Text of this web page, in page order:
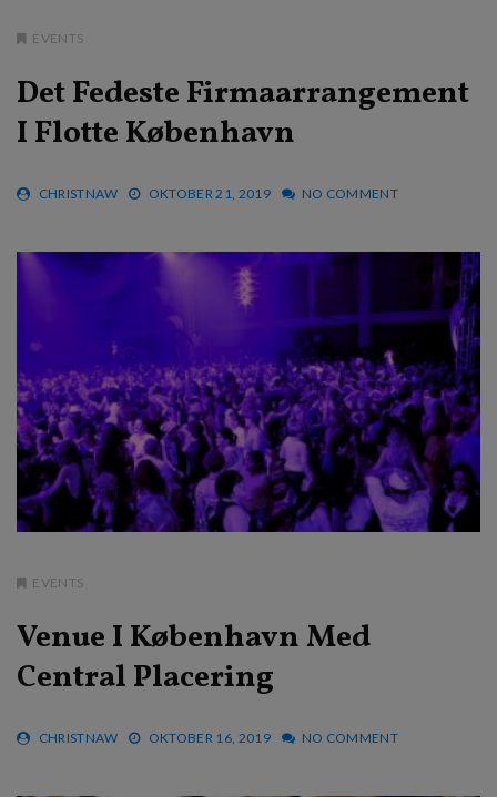
EVENTS
Det Fedeste Firmaarrangement
I Flotte København
CHRISTNAW OKTOBER 21, 2019 NO COMMENT
EVENTS
Venue I København Med
Central Placering
CHRISTNAW OKTOBER 16, 2019 NO COMMENT